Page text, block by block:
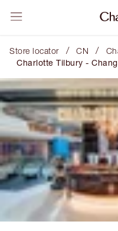
Store locator / CN /
Charlotte Tilbury -